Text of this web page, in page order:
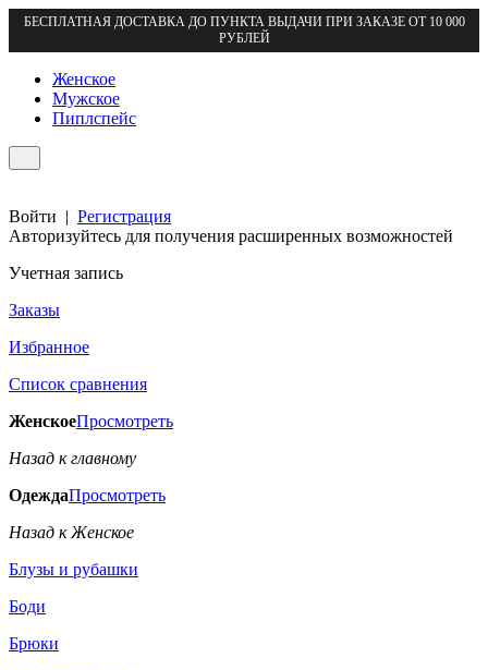
БЕСПЛАТНАЯ ДОСТАВКА ДО ПУНКТА ВЫДАЧИ ПРИ ЗАКАЗЕ ОТ 10 000
РУБЛЕЙ
Женское
Мужское
Пиплспейс
Войти | Регистрация
Авторизуйтесь для получения расширенных возможностей
Учетная запись
Заказы
Избранное
Список сравнения
ЖенскоеПросмотреть
Назад к главному
ОдеждаПросмотреть
Назад к Женское
Блузы и рубашки
Боди
Брюки